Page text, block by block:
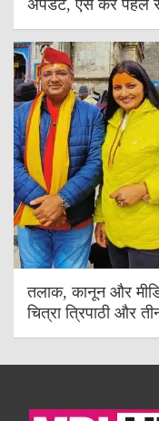
अपडेट, ऐसे करें पहले से
तलाक, कानून और
चित्रा त्रिपाठी और